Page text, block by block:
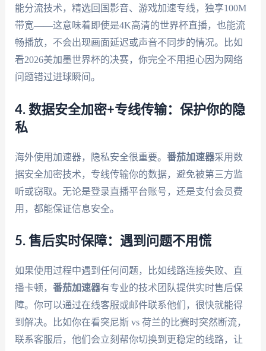
能分流技术，精选回国影音、游戏加速专线，独享100M
带宽——这意味着即使是4K高清的世界杯直播，也能流
畅播放，不会出现画面延迟或声音不同步的情况。比如
看2026美加墨世界杯的决赛，你完全不用担心因为网络
问题错过进球瞬间。
4. 数据安全加密+专线传输：保护你的隐
私
海外使用加速器，隐私安全很重要。 番茄加速器采用数
据安全加密技术，专线传输你的数据，避免被第三方监
听或窃取。无论是登录直播平台账号，还是支付会员费
用，都能保证信息安全。
5. 售后实时保障：遇到问题不用慌
如果使用过程中遇到任何问题，比如线路连接失败、直
播卡顿， 番茄加速器有专业的技术团队提供实时售后保
障。你可以通过在线客服或邮件联系他们，很快就能得
到解决。比如你在看突尼斯 vs 荷兰的比赛时突然断流，
联系客服后，他们会立刻帮你切换到更稳定的线路，让